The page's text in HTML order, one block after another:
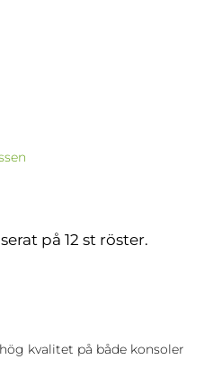
på 12 st röster.
kvalitet på både konsoler